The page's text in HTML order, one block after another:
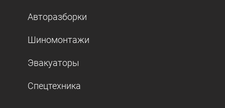
Авторазборки
Шиномонтажи
Эвакуаторы
Спецтехника